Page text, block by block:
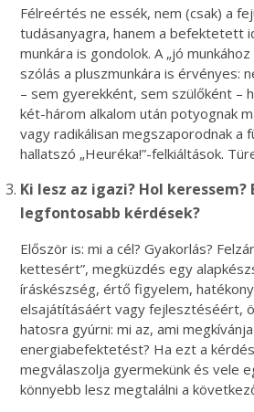
Félreértés ne essék, nem (csak) a
tudásanyagra, hanem a befektetett
munkára is gondolok. A „jó
szólás a pluszmunkára is érvényes:
– sem gyerekként, sem szülőként –
két-három alkalom után potyognak
vagy radikálisan megszaporodnak a
hallatszó „Heuréka!”-felkiáltások.
Ki lesz az igazi? Hol
legfontosabb kérdések?
Először is: mi a cél? Gyakorlás?
kettesért”, megküzdés egy
íráskészség, értő figyelem,
elsajátításáért vagy fejlesztéséért,
hatosra gyúrni: mi az, ami
energiabefektetést? Ha ezt a
megválaszolja gyermekünk és vele
könnyebb lesz megtalálni a